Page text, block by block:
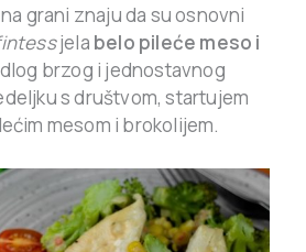
grani znaju da su osnovni
jela belo pileće meso i
brzog i jednostavnog
s društvom, startujem
mesom i brokolijem.